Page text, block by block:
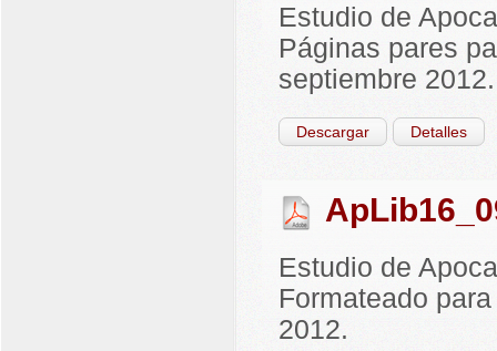
Estudio de
Páginas pares
septiembre 2012.
Descargar Detalles
Estudio de
Formateado
2012.